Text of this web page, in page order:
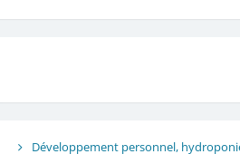
Développement personnel,